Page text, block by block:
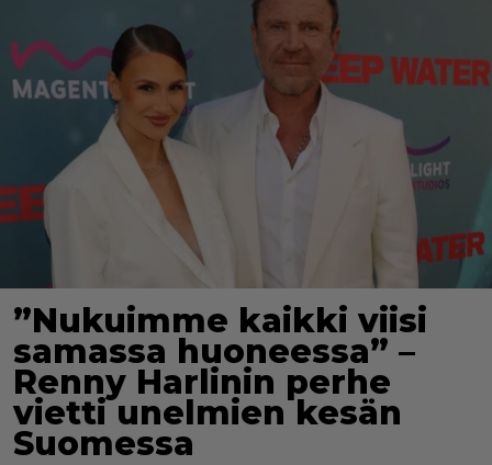
”Nukuimme kaikki viisi
samassa huoneessa” –
Renny Harlinin perhe
vietti unelmien kesän
Suomessa